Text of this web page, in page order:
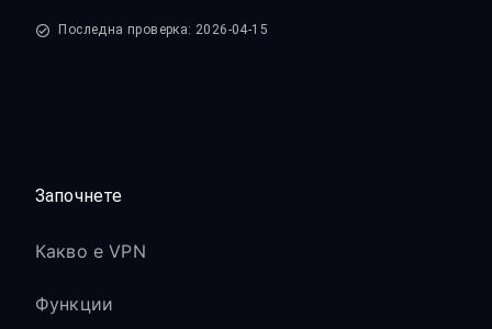
Последна проверка: 2026-04-15
Започнете
Какво е VPN
Функции